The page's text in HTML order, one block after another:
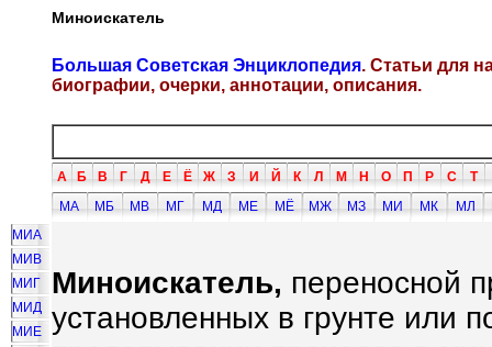
Миноискатель
Большая Советская Энциклопедия. Статьи для
биографии, очерки, аннотации, описания.
А Б В Г Д Е Ё Ж З И Й К Л М Н О П Р С Т
МА
МБ МВ МГ МД МЕ МЁ МЖ МЗ МИ МК МЛ
МИА
МИВ
МИГ
МИД
МИЕ
Миноискатель, переносной
установленных в грунте или